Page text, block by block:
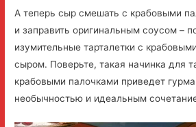
А теперь сыр смешать с крабовыми
и заправить оригинальным соусом –
изумительные тарталетки с
сыром. Поверьте, такая начинка для
крабовыми палочками приведет
необычностью и идеальным